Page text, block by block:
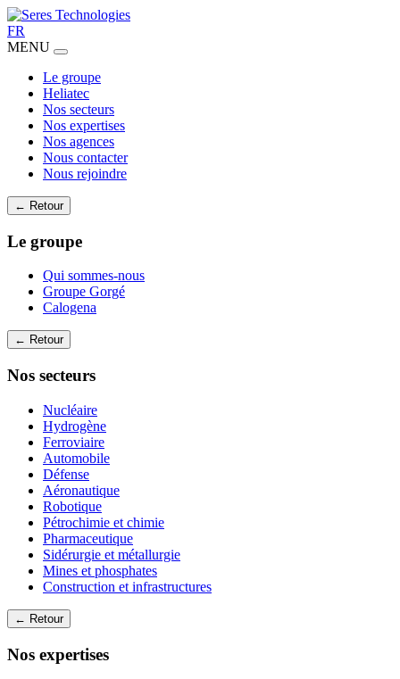
FR
MENU
Le groupe
Heliatec
Nos secteurs
Nos expertises
Nos agences
Nous contacter
Nous rejoindre
← Retour
Le groupe
Qui sommes-nous
Groupe Gorgé
Calogena
← Retour
Nos secteurs
Nucléaire
Hydrogène
Ferroviaire
Automobile
Défense
Aéronautique
Robotique
Pétrochimie et chimie
Pharmaceutique
Sidérurgie et métallurgie
Mines et phosphates
Construction et infrastructures
← Retour
Nos expertises